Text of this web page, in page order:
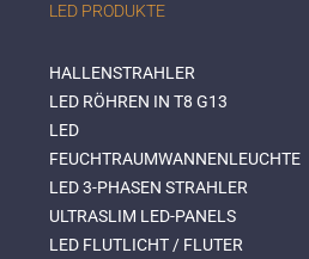
LED PRODUKTE
HALLENSTRAHLER
LED RÖHREN IN T8 G13
LED
FEUCHTRAUMWANNENLEUCHTE
LED 3-PHASEN STRAHLER
ULTRASLIM LED-PANELS
LED FLUTLICHT / FLUTER